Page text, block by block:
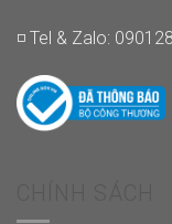
◽ Tel & Zalo: